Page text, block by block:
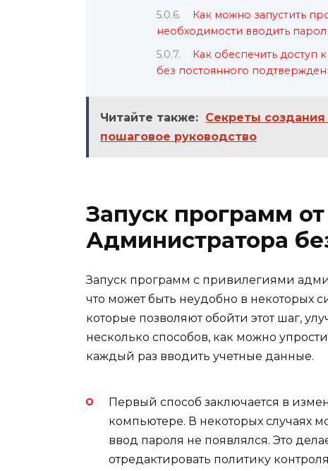
Как можно запустить
необходимости вводить
Как обеспечить
без постоянного
Читайте также: Секреты
пошаговое руководство
Запуск программ
Администратора
Запуск программ с привилегиями
что может быть неудобно в некоторых
которые позволяют обойти этот шаг,
несколько способов, как можно
каждый раз вводить учетные данные.
Первый способ заключается в
компьютере. В некоторых случаях
ввод пароля не появлялся. Это
отредактировать политику